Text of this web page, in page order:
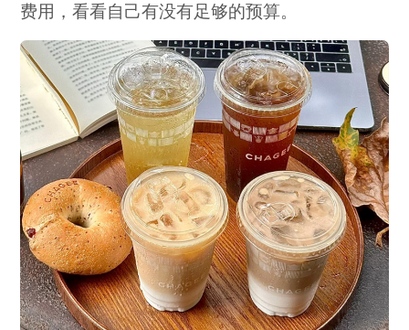
费用，看看自己有没有足够的预算。